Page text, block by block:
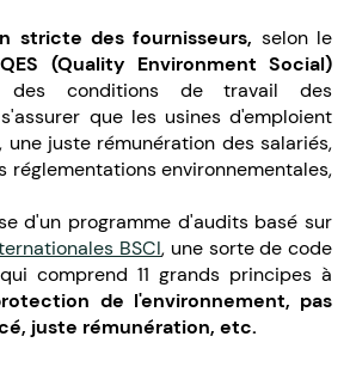
stricte des fournisseurs, selon le
(Quality Environment Social)
conditions de travail des
que les usines d'emploient
une juste rémunération des salariés,
réglementations environnementales,
d'un programme d'audits basé sur
BSCI, une sorte de code
comprend 11 grands principes à
de l'environnement, pas
juste rémunération, etc.